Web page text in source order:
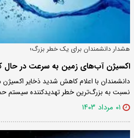
هشدار دانشمندان برای یک خطر بزرگ؛
اکسیژن آب‌های زمین به سرعت در
دانشمندان با اعلام کاهش شدید ذخایر
نسبت به بزرگ‌ترین خطر تهدیدکننده سیستم
۰۱ مرداد ۱۴۰۳